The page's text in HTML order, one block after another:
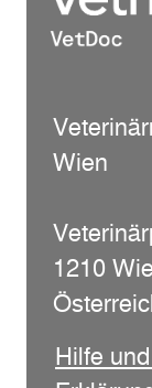
Wien
1210
Hilfe